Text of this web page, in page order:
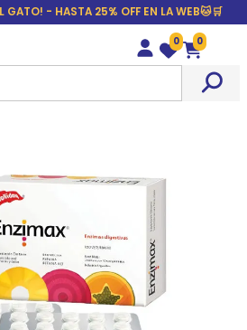
GATO! - HASTA 25% OFF EN LA WEB🐱🛒
Wishlist
0
Carrito
0